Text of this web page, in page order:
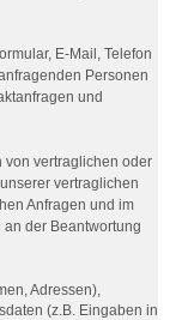
E-Mail, Telefon
Personen
und
von vertraglichen oder
vertraglichen
Anfragen und im
der Beantwortung
Adressen),
(z.B. Eingaben in